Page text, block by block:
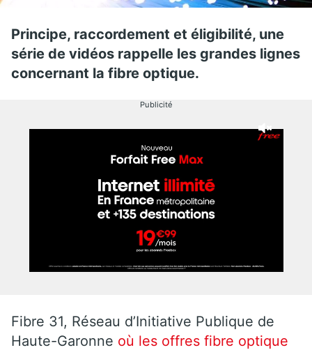
Principe, raccordement et éligibilité, une
série de vidéos rappelle les grandes lignes
concernant la fibre optique.
Publicité
Fibre 31, Réseau d’Initiative Publique de
Haute-Garonne où les offres fibre optique